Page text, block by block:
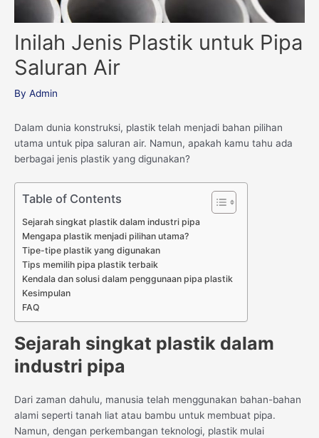
Inilah Jenis Plastik untuk Pipa
Saluran Air
By Admin
Dalam dunia konstruksi, plastik telah menjadi bahan pilihan
utama untuk pipa saluran air. Namun, apakah kamu tahu ada
berbagai jenis plastik yang digunakan?
Table of Contents
Sejarah singkat plastik dalam industri pipa
Mengapa plastik menjadi pilihan utama?
Tipe-tipe plastik yang digunakan
Tips memilih pipa plastik terbaik
Kendala dan solusi dalam penggunaan pipa plastik
Kesimpulan
FAQ
Sejarah singkat plastik dalam
industri pipa
Dari zaman dahulu, manusia telah menggunakan bahan-bahan
alami seperti tanah liat atau bambu untuk membuat pipa.
Namun, dengan perkembangan teknologi, plastik mulai